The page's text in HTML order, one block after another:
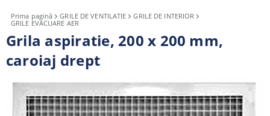
Prima pagină GRILE DE VENTILATIE
GRILE DE INTERIOR
GRILE EVACUARE AER
Grila aspiratie, 200 x 200 mm,
caroiaj drept